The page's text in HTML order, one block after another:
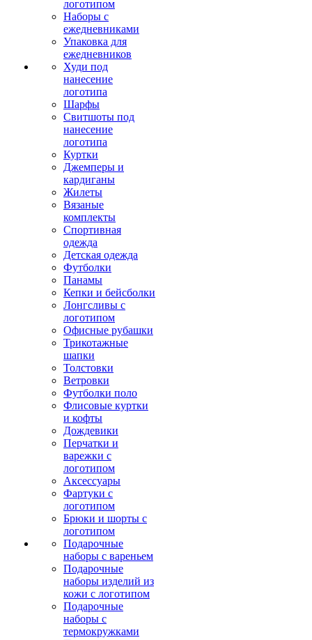
логотипом
Наборы с
ежедневниками
Упаковка для
ежедневников
Худи под
нанесение
логотипа
Шарфы
Свитшоты под
нанесение
логотипа
Куртки
Джемперы и
кардиганы
Жилеты
Вязаные
комплекты
Спортивная
одежда
Детская одежда
Футболки
Панамы
Кепки и бейсболки
Лонгсливы с
логотипом
Офисные рубашки
Трикотажные
шапки
Толстовки
Ветровки
Футболки поло
Флисовые куртки
и кофты
Дождевики
Перчатки и
варежки с
логотипом
Аксессуары
Фартуки с
логотипом
Брюки и шорты с
логотипом
Подарочные
наборы с вареньем
Подарочные
наборы изделий из
кожи с логотипом
Подарочные
наборы с
термокружками